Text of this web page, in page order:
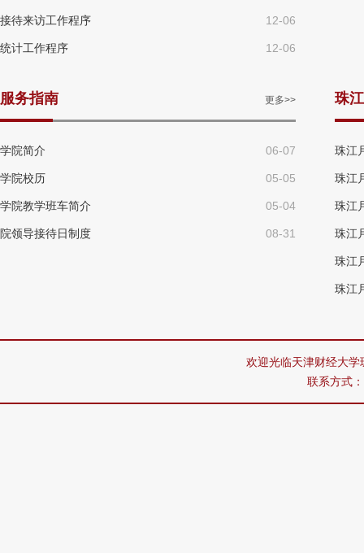
接待来访工作程序 12-06
统计工作程序 12-06
服务指南 更多>>
学院简介 06-07
学院校历 05-05
学院教学班车简介 05-04
院领导接待日制度 08-31
珠
珠江
珠江
珠江
珠江
珠江
珠江
欢迎光临天津财经大学
联系方式